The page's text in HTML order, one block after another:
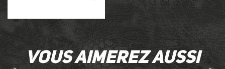
Vous aimerez aussi